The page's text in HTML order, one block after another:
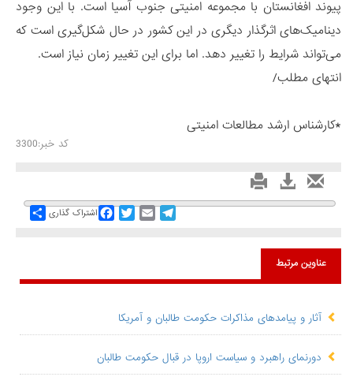
پیوند افغانستان با مجموعه امنیتی جنوب آسیا است. با این وجود
دینامیک‌های اثرگذار دیگری در این کشور در حال شکل‌گیری است که
می‌تواند شرایط را تغییر دهد. اما برای این تغییر زمان نیاز است.
انتهای مطلب/
*کارشناس ارشد مطالعات امنیتی
کد خبر:3300
Share اشتراک گذاری
FacebookTwitterEmail
Telegram
عناوین مرتبط
آثار و پیامدهای مذاکرات حکومت طالبان و آمریکا
دورنمای راهبرد و سیاست اروپا در قبال حکومت طالبان